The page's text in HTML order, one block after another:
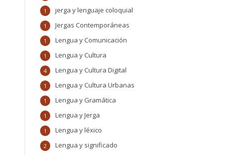
jerga y lenguaje coloquial
1
Jergas Contemporáneas
1
Lengua y Comunicación
1
Lengua y Cultura
1
Lengua y Cultura Digital
4
Lengua y Cultura Urbanas
1
Lengua y Gramática
1
Lengua y Jerga
1
Lengua y léxico
1
Lengua y significado
2